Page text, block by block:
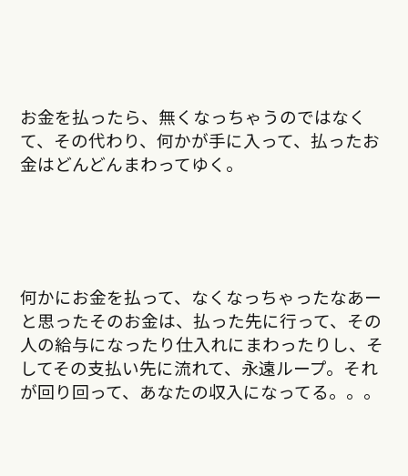
お金を払ったら、無くなっちゃうのではなく
て、その代わり、何かが手に入って、払ったお
金はどんどんまわってゆく。
何かにお金を払って、なくなっちゃったなあー
と思ったそのお金は、払った先に行って、その
人の給与になったり仕入れにまわったりし、そ
してその支払い先に流れて、永遠ループ。それ
が回り回って、あなたの収入になってる。。。